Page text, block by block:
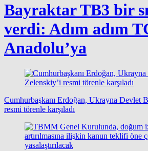
Bayraktar TB3 bir
verdi: Adım adım
Anadolu’ya
Cumhurbaşkanı Erdoğan, Ukrayna Devlet
resmi törenle karşıladı